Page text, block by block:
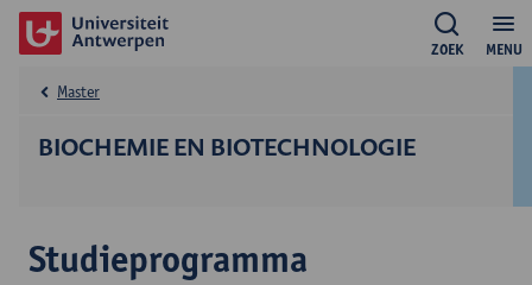
MENU
ZOEK
BIOCHEMIE EN BIOTECHNOLOGIE
Master
Studieprogramma